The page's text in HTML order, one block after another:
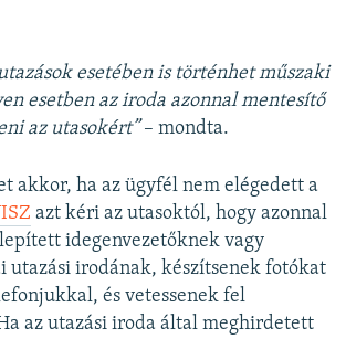
esetében is történhet műszaki
esetben az iroda azonnal mentesítő
az utasokért”– mondta.
akkor, ha az ügyfél nem elégedett a
azt kéri az utasoktól, hogy azonnal
idegenvezetőknek vagy
utazási irodának, készítsenek fotókat
és vetessenek fel
az utazási iroda által meghirdetett